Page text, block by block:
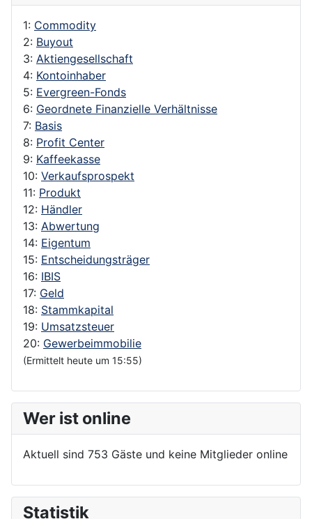
1: Commodity
2: Buyout
3: Aktiengesellschaft
4: Kontoinhaber
5: Evergreen-Fonds
6: Geordnete Finanzielle Verhältnisse
7: Basis
8: Profit Center
9: Kaffeekasse
10: Verkaufsprospekt
11: Produkt
12: Händler
13: Abwertung
14: Eigentum
15: Entscheidungsträger
16: IBIS
17: Geld
18: Stammkapital
19: Umsatzsteuer
20: Gewerbeimmobilie
(Ermittelt heute um 15:55)
Wer ist online
Aktuell sind 753 Gäste und keine Mitglieder online
Statistik